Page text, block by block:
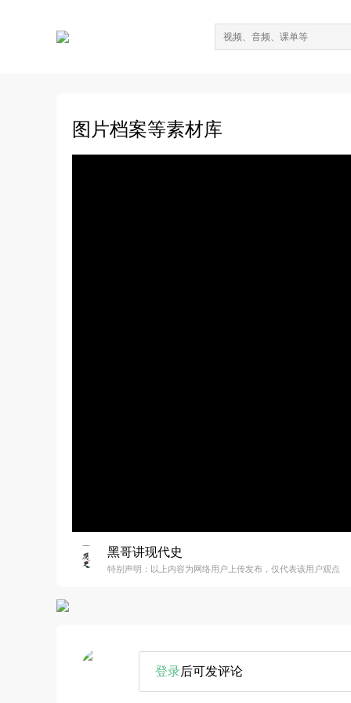
图片档案等素材库
黑哥讲现代史
特别声明：以上内容为网络用户上传发布，仅代表该用户观点
登录后可发评论